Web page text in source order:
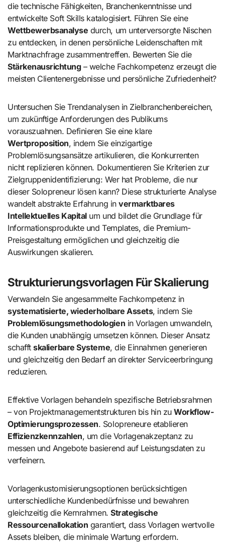
die technische Fähigkeiten, Branchenkenntnisse und
entwickelte Soft Skills katalogisiert. Führen Sie eine
Wettbewerbsanalyse durch, um unterversorgte Nischen
zu entdecken, in denen persönliche Leidenschaften mit
Marktnachfrage zusammentreffen. Bewerten Sie die
Stärkenausrichtung– welche Fachkompetenz erzeugt die
meisten Clientenergebnisse und persönliche Zufriedenheit?
Untersuchen Sie Trendanalysen in Zielbranchenbereichen,
um zukünftige Anforderungen des Publikums
vorauszuahnen. Definieren Sie eine klare
Wertproposition, indem Sie einzigartige
Problemlösungsansätze artikulieren, die Konkurrenten
nicht replizieren können. Dokumentieren Sie Kriterien zur
Zielgruppenidentifizierung: Wer hat Probleme, die nur
dieser Solopreneur lösen kann? Diese strukturierte Analyse
wandelt abstrakte Erfahrung invermarktbares
Intellektuelles Kapitalum und bildet die Grundlage für
Informationsprodukte und Templates, die Premium-
Preisgestaltung ermöglichen und gleichzeitig die
Auswirkungen skalieren.
Strukturierungsvorlagen Für Skalierung
Verwandeln Sie angesammelte Fachkompetenz in
systematisierte, wiederholbare Assets, indem Sie
Problemlösungsmethodologien in Vorlagen umwandeln,
die Kunden unabhängig umsetzen können. Dieser Ansatz
schafftskalierbare Systeme, die Einnahmen generieren
und gleichzeitig den Bedarf an direkter Serviceerbringung
reduzieren.
Effektive Vorlagen behandeln spezifische Betriebsrahmen
– von Projektmanagementstrukturen bis hin zuWorkflow-
Optimierungsprozessen. Solopreneure etablieren
Effizienzkennzahlen, um die Vorlagenakzeptanz zu
messen und Angebote basierend auf Leistungsdaten zu
verfeinern.
Vorlagenkustomisierungsoptionen berücksichtigen
unterschiedliche Kundenbedürfnisse und bewahren
gleichzeitig die Kernrahmen.Strategische
Ressourcenallokation garantiert, dass Vorlagen wertvolle
Assets bleiben, die minimale Wartung erfordern.